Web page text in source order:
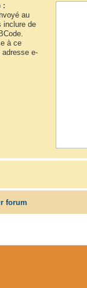
:
au
inclure de
à ce
e-
forum